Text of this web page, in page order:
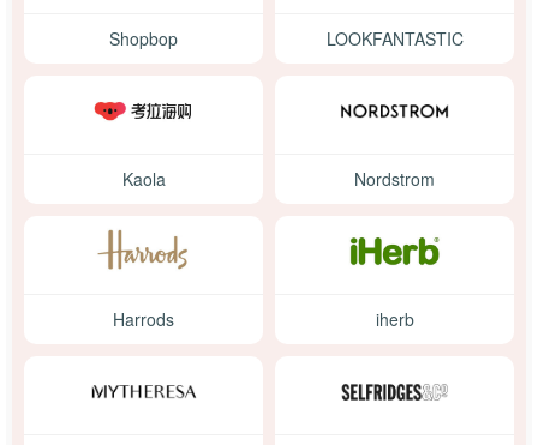
Shopbop LOOKFANTASTIC
Kaola Nordstrom
Harrods iherb